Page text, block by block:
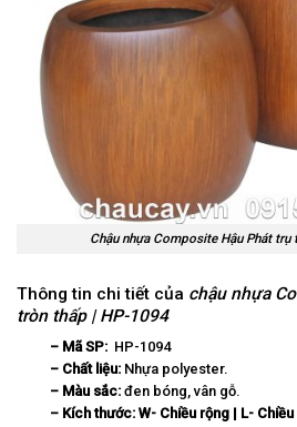
Chậu nhựa Composite Hậu Phát
Thông tin chi tiết của chậu nhựa
tròn thấp | HP-1094
– Mã SP: HP-1094
– Chất liệu: Nhựa polyester.
– Màu sắc: đen bóng, vân gỗ.
– Kích thước: W- Chiều rộng | L- Chiều